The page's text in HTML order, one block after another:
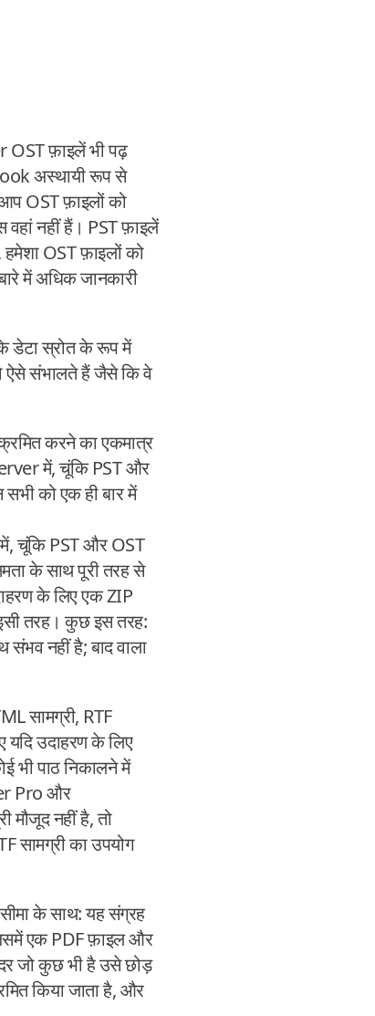
फ़ाइलें भी पढ़
अस्थायी रूप से
OST फ़ाइलों को
नहीं हैं। PST फ़ाइलें
OST फ़ाइलों को
में अधिक जानकारी
डेटा स्रोत के रूप में
ऐसे संभालते हैं जैसे कि वे
करने का एकमात्र
में, चूंकि PST और
को एक ही बार में
चूंकि PST और OST
के साथ पूरी तरह से
के लिए एक ZIP
तरह। कुछ इस तरह:
नहीं है; बाद वाला
सामग्री, RTF
यदि उदाहरण के लिए
भी पाठ निकालने में
Pro और
मौजूद नहीं है, तो
सामग्री का उपयोग
के साथ: यह संग्रह
एक PDF फ़ाइल और
जो कुछ भी है उसे छोड़
किया जाता है, और